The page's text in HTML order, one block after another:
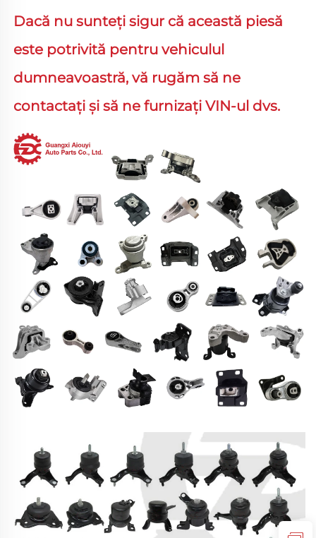
Dacă nu sunteți sigur că această piesă
este potrivită pentru vehiculul
dumneavoastră, vă rugăm să ne
contactați și să ne furnizați VIN-ul dvs.